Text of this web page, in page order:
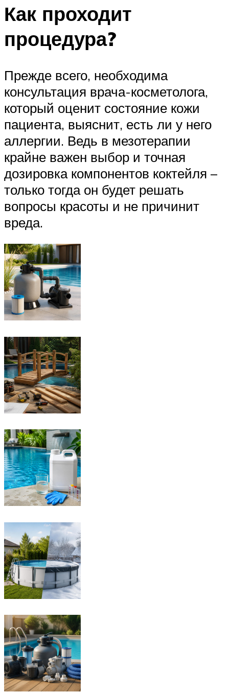
Как проходит
процедура?
Прежде всего, необходима
консультация врача-косметолога,
который оценит состояние кожи
пациента, выяснит, есть ли у него
аллергии. Ведь в мезотерапии
крайне важен выбор и точная
дозировка компонентов коктейля –
только тогда он будет решать
вопросы красоты и не причинит
вреда.